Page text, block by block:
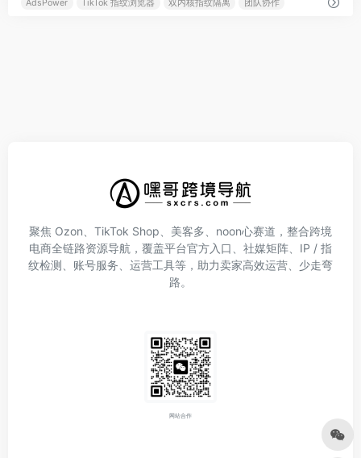
AdsPower TikTok 指纹浏览器 双内核指纹隔离 团队协作
聚焦 Ozon、TikTok Shop、美客多、noon心赛道，整合跨境
电商全链路资源导航，覆盖平台官方入口、社媒矩阵、IP / 指
纹检测、账号服务、运营工具等，助力卖家高效运营、少走弯
路。
网站合作